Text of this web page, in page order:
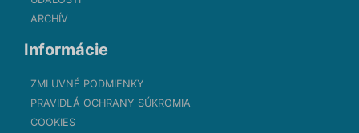
ARCHÍV
Informácie
ZMLUVNÉ PODMIENKY
PRAVIDLÁ OCHRANY SÚKROMIA
COOKIES